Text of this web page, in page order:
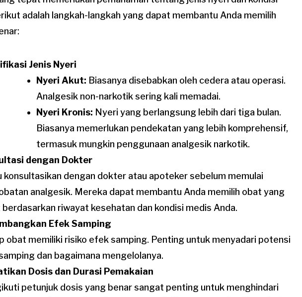
adalah langkah-langkah yang dapat membantu Anda memilih
Jenis Nyeri
Nyeri Akut: Biasanya disebabkan oleh cedera atau operasi.
Analgesik non-narkotik sering kali memadai.
Nyeri Kronis: Nyeri yang berlangsung lebih dari tiga bulan.
Biasanya memerlukan pendekatan yang lebih komprehensif,
termasuk mungkin penggunaan analgesik narkotik.
dengan Dokter
konsultasikan dengan dokter atau apoteker sebelum memulai
analgesik. Mereka dapat membantu Anda memilih obat yang
riwayat kesehatan dan kondisi medis Anda.
Efek Samping
obat memiliki risiko efek samping. Penting untuk menyadari potensi
dan bagaimana mengelolanya.
Dosis dan Durasi Pemakaian
petunjuk dosis yang benar sangat penting untuk menghindari